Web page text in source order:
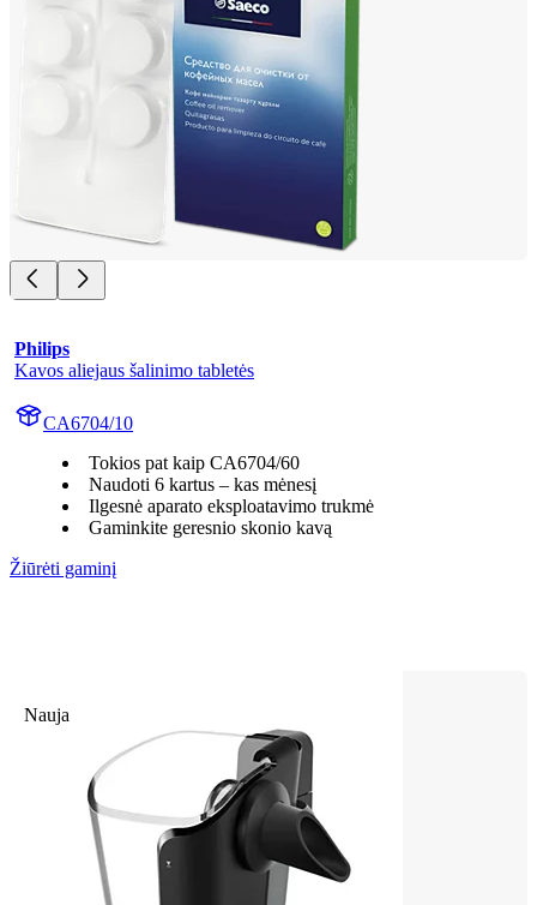
Philips
Kavos aliejaus šalinimo tabletės
CA6704/10
Tokios pat kaip CA6704/60
Naudoti 6 kartus – kas mėnesį
Ilgesnė aparato eksploatavimo trukmė
Gaminkite geresnio skonio kavą
Žiūrėti gaminį
Nauja